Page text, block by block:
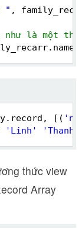
" ,
là một
[(
'Linh' 'Thanh'
thức view
Array